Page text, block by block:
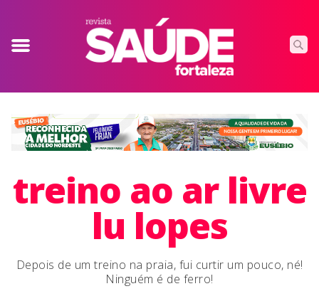
treino ao ar livre
lu lopes
Depois de um treino na praia, fui curtir um pouco, né!
Ninguém é de ferro!